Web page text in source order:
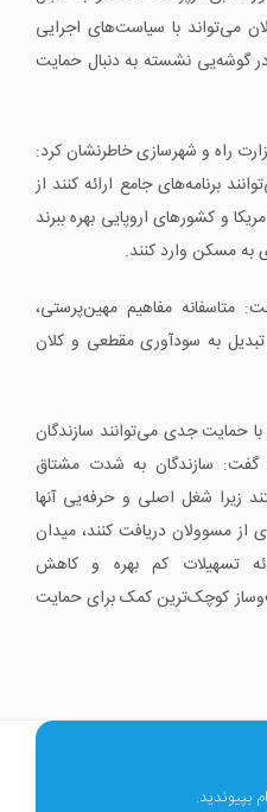
می‌تواند با سیاست‌های اجرایی
گوشه‌یی نشسته به دنبال حمایت
راه و شهرسازی خاطرنشان کرد:
برنامه‌های جامع ارائه کنند از
و کشورهای اروپایی بهره ببرند
به مسکن وارد کنند.
متاسفانه مفاهیم مهین‌پرستی،
به سودآوری مقطعی و کلان
حمایت جدی می‌توانند سازندگان
گفت: سازندگان به ‌شدت مشتاق
زیرا شغل اصلی و حرفه‌یی آنها
مسوولان دریافت کنند، میدان
تسهیلات کم بهره و کاهش
کوچک‌ترین کمک برای حمایت
بپیوندید.